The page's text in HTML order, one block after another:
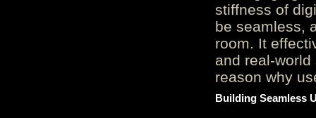
stiffness of
be seamless,
room. It
and real-
reason why
Building Seamless